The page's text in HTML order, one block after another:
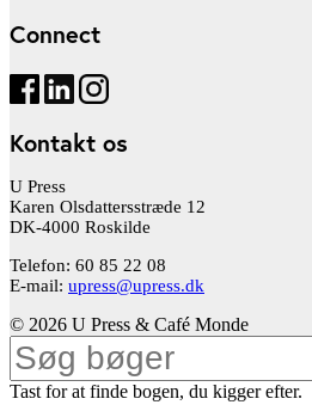
Connect
Kontakt os
U Press
Karen Olsdattersstræde 12
DK-4000 Roskilde
Telefon: 60 85 22 08
E-mail: upress@upress.dk
© 2026 U Press & Café Monde
Tast for at finde bogen, du kigger efter.